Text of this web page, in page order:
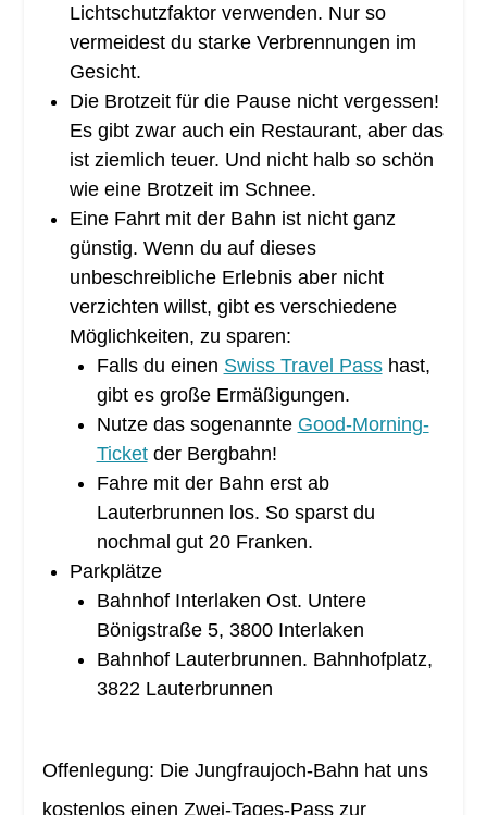
Lichtschutzfaktor verwenden. Nur so
vermeidest du starke Verbrennungen im
Gesicht.
Die Brotzeit für die Pause nicht vergessen!
Es gibt zwar auch ein Restaurant, aber das
ist ziemlich teuer. Und nicht halb so schön
wie eine Brotzeit im Schnee.
Eine Fahrt mit der Bahn ist nicht ganz
günstig. Wenn du auf dieses
unbeschreibliche Erlebnis aber nicht
verzichten willst, gibt es verschiedene
Möglichkeiten, zu sparen:
Falls du einen Swiss Travel Passhast,
gibt es große Ermäßigungen.
Nutze das sogenannte Good-Morning-
Ticketder Bergbahn!
Fahre mit der Bahn erst ab
Lauterbrunnen los. So sparst du
nochmal gut 20 Franken.
Parkplätze
Bahnhof Interlaken Ost. Untere
Bönigstraße 5, 3800 Interlaken
Bahnhof Lauterbrunnen. Bahnhofplatz,
3822 Lauterbrunnen
Offenlegung: Die Jungfraujoch-Bahn hat uns
kostenlos einen Zwei-Tages-Pass zur